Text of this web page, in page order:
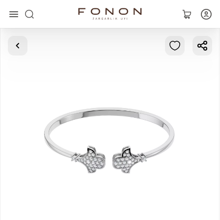
Главная
Браслеты